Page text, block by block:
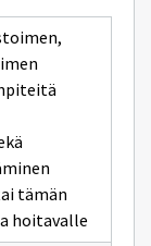
tämän
hoitavalle